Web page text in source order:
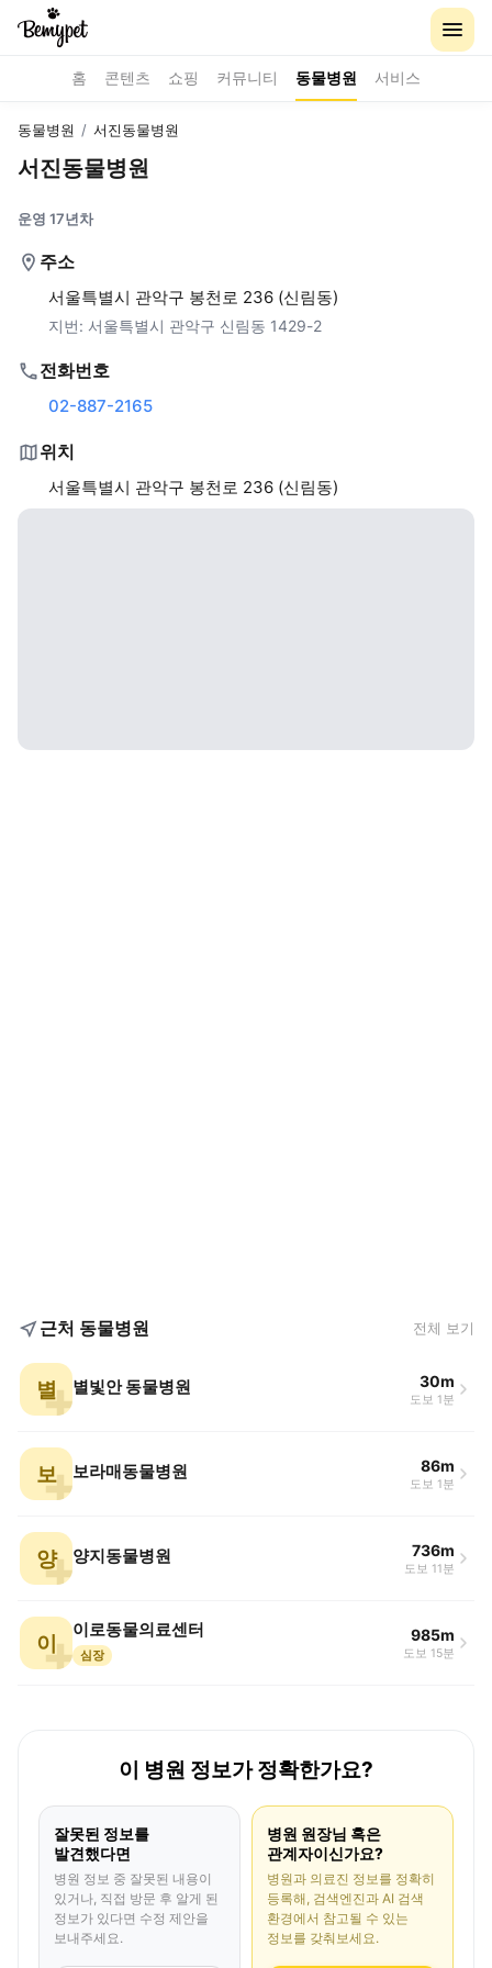
홈 콘텐츠 쇼핑 커뮤니티 동물병원 서비스
동물병원 / 서진동물병원
서진동물병원
운영 17년차
주소
서울특별시 관악구 봉천로 236 (신림동)
지번: 서울특별시 관악구 신림동 1429-2
전화번호
02-887-2165
위치
서울특별시 관악구 봉천로 236 (신림동)
근처 동물병원 전체 보기
별 별빛안 동물병원 30m
도보 1분
보 보라매동물병원 86m
도보 1분
양 양지동물병원 736m
도보 11분
이
이로동물의료센터
심장
985m
도보 15분
이 병원 정보가 정확한가요?
잘못된 정보를
발견했다면
병원 정보 중 잘못된 내용이
있거나, 직접 방문 후 알게 된
정보가 있다면 수정 제안을
보내주세요.
병원 원장님 혹은
관계자이신가요?
병원과 의료진 정보를 정확히
등록해, 검색엔진과 AI 검색
환경에서 참고될 수 있는
정보를 갖춰보세요.